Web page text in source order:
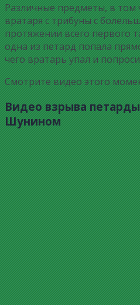
Различные предметы, в том
вратаря с трибуны с
протяжении всего первого
одна из петард попала
чего вратарь упал и
Смотрите видео этого
Видео взрыва
Шунином